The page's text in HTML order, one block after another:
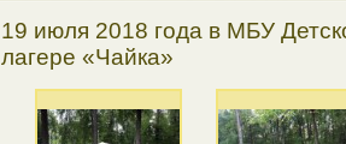
19 июля 2018 года в МБУ
лагере «Чайка»